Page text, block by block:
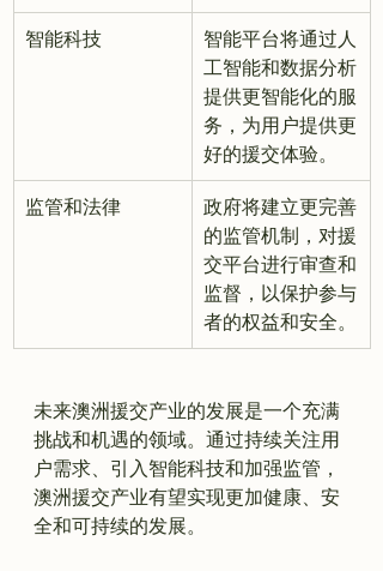
智能科技
智能平台将通过人
工智能和数据分析
提供更智能化的服
务，为用户提供更
好的援交体验。
监管和法律
政府将建立更完善
的监管机制，对援
交平台进行审查和
监督，以保护参与
者的权益和安全。
未来澳洲援交产业的发展是一个充满
挑战和机遇的领域。通过持续关注用
户需求、引入智能科技和加强监管，
澳洲援交产业有望实现更加健康、安